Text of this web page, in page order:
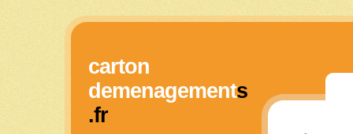
carton
demenagements
.fr